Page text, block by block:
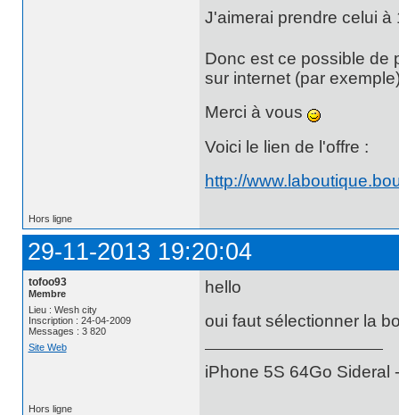
J'aimerai prendre celui à
Donc est ce possible de
sur internet (par
Merci à vous
Voici le lien de l'offre :
http://
Hors ligne
29-11-2013 19:20:04
tofoo93
Membre
Lieu : Wesh city
Inscription : 24-04-2009
Messages : 3 820
Site Web
hello
oui faut sélectionner la
iPhone 5S 64Go Sideral
Hors ligne